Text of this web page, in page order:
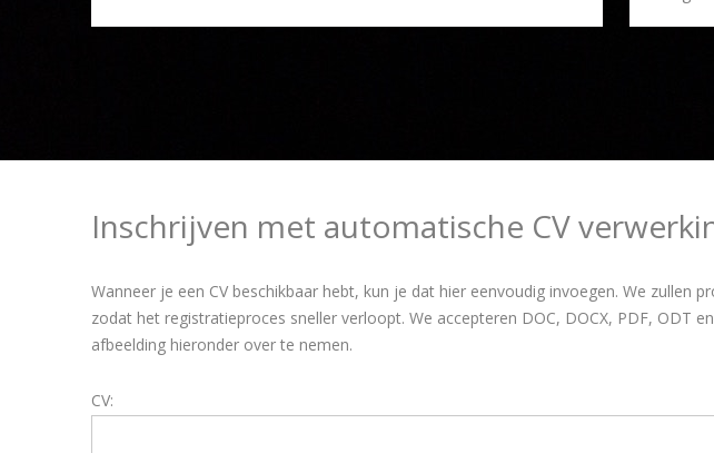
Inschrijven met automatische CV
Wanneer je een CV beschikbaar hebt, kun je dat hier eenvoudig invoegen. We
zodat het registratieproces sneller verloopt. We accepteren DOC, DOCX, PDF, ODT
afbeelding hieronder over te nemen.
CV: